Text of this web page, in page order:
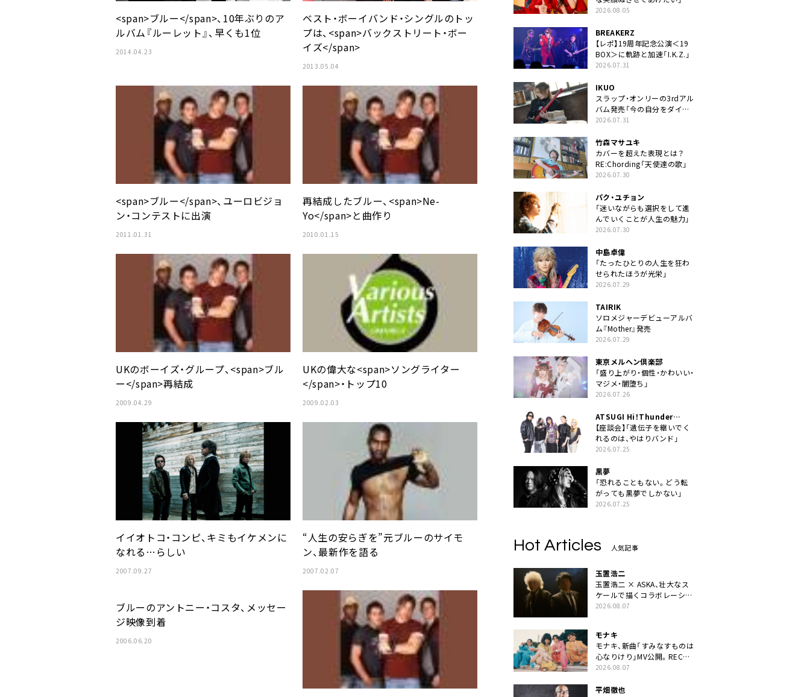
<span>ブルー</span>、10年ぶりのア
ルバム『ルーレット』、早くも1位
2014.04.23
ベスト・ボーイバンド・シングルのトッ
プは、<span>バックストリート・ボー
イズ</span>
2013.05.04
<span>ブルー</span>、ユーロビジョ
ン・コンテストに出演
2011.01.31
再結成したブルー、<span>Ne-
Yo</span>と曲作り
2010.01.15
UKのボーイズ・グループ、<span>ブル
ー</span>再結成
2009.04.29
UKの偉大な<span>ソングライター
</span>・トップ10
2009.02.03
イイオトコ・コンピ、キミもイケメンに
なれる…らしい
2007.09.27
“人生の安らぎを”元ブルーのサイモ
ン、最新作を語る
2007.02.07
ブルーのアントニー・コスタ、メッセー
ジ映像到着
2006.06.20
2026.08.05
BREAKERZ
【レポ】19周年記念公演＜19
BOX＞に軌跡と加速「I.K.Z.」
2026.07.31
IKUO
スラップ・オンリーの3rdアル
バム発売「今の自分をダイレ
クトに」
2026.07.31
竹森マサユキ
カバーを超えた表現とは？
RE:Chording「天使達の歌」
2026.07.30
パク・ユチョン
「迷いながらも選択をして進
んでいくことが人生の魅力」
2026.07.30
中島卓偉
「たったひとりの人生を狂わ
せられたほうが光栄」
2026.07.29
TAIRIK
ソロメジャーデビューアルバ
ム『Mother』発売
2026.07.29
東京メルヘン倶楽部
「盛り上がり・個性・かわいい・
マジメ・闇堕ち」
2026.07.26
ATSUGI Hi！Thunder
Rock Festival
【座談会】「遺伝子を継いでく
れるのは、やはりバンド」
2026.07.25
黒夢
「恐れることもない。どう転
がっても黒夢でしかない」
2026.07.25
Hot Articles 人気記事
玉置浩二
玉置浩二 × ASKA、壮大なス
ケールで描くコラボレーショ
ン曲「音銀河」リリース決定。
2026.08.07
モナキ
モナキ、新曲「すみなすものは
心なりけり」MV公開。RECの
ギターにEvery Little Thing・
2026.08.07
平畑徹也